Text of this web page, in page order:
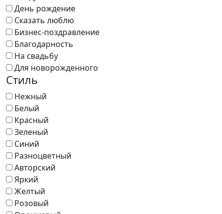
День рождение
Сказать люблю
Бизнес-поздравление
Благодарность
На свадьбу
Для новорожденного
Стиль
Нежный
Белый
Красный
Зеленый
Синий
Разноцветный
Авторский
Яркий
Желтый
Розовый